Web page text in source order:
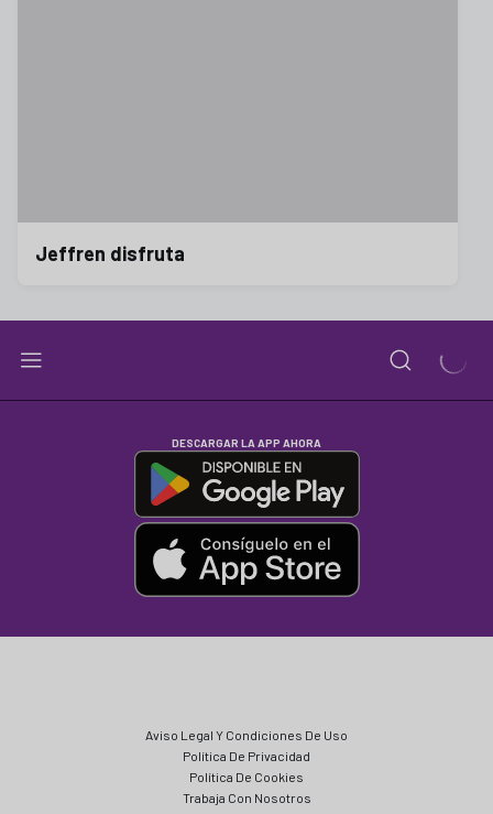
Jeffren disfruta
DESCARGAR LA APP AHORA
Aviso Legal Y Condiciones De Uso
Política De Privacidad
Política De Cookies
Trabaja Con Nosotros